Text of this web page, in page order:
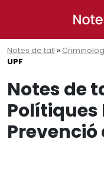
Notes de tall »
UPF
Notes de
Polítiques
Prevenció